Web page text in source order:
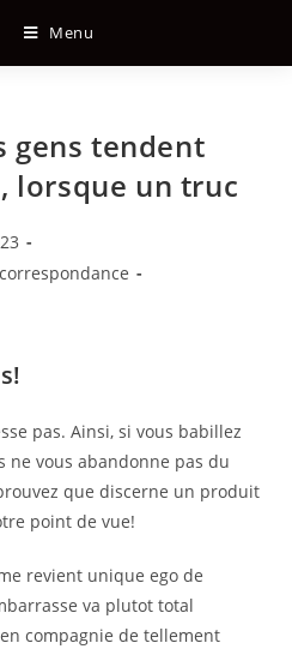
Menu
gens tendent
lorsque un truc
pas. Ainsi, si vous babillez
ne vous abandonne pas du
que discerne un produit
point de vue!
revient unique ego de
va plutot total
compagnie de tellement